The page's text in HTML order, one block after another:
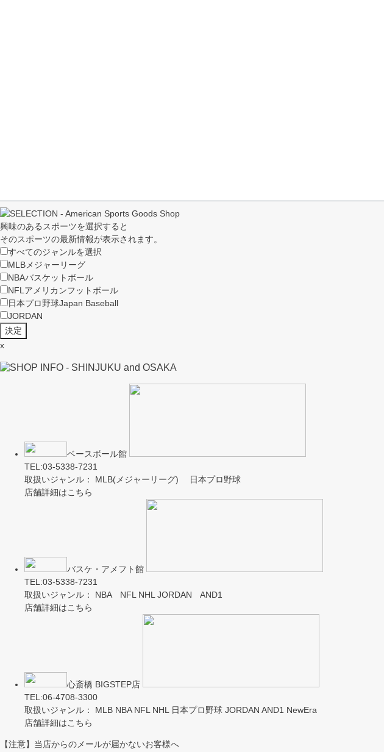
興味のあるスポーツを選択すると
そのスポーツの最新情報が表示されます。
すべてのジャンルを選択
MLB メジャーリーグ
NBAバスケットボール
NFL アメリカンフットボール
日本プロ野球Japan Baseball
JORDAN
x
ベースボール館
TEL:03-5338-7231
取扱いジャンル： MLB(メジャーリーグ) 日本プロ野球
店舗詳細はこちら
バスケ・アメフト館
TEL:03-5338-7231
取扱いジャンル： NBA NFL NHL JORDAN AND1
店舗詳細はこちら
心斎橋 BIGSTEP店
TEL:06-4708-3300
取扱いジャンル： MLB NBA NFL NHL 日本プロ野球 JORDAN AND1 NewEra
店舗詳細はこちら
【注意】当店からのメールが届かないお客様へ